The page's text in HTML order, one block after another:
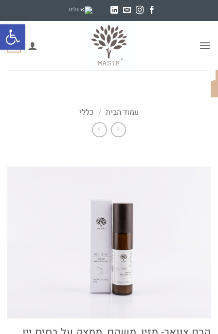
פתח
0
עמוד הבית / כללי